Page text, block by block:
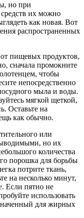
но при
их можно
как новая. Вот
распространенных
пищевых продуктов,
сначала промокните
чтобы
непосредственно
мыла и воды.
мягкой щеткой,
Оставьте на
как обычно.
или
но их
количества
порошка для борьбы
потрите ткань,
на несколько минут,
Если пятно не
использовать
для жирных